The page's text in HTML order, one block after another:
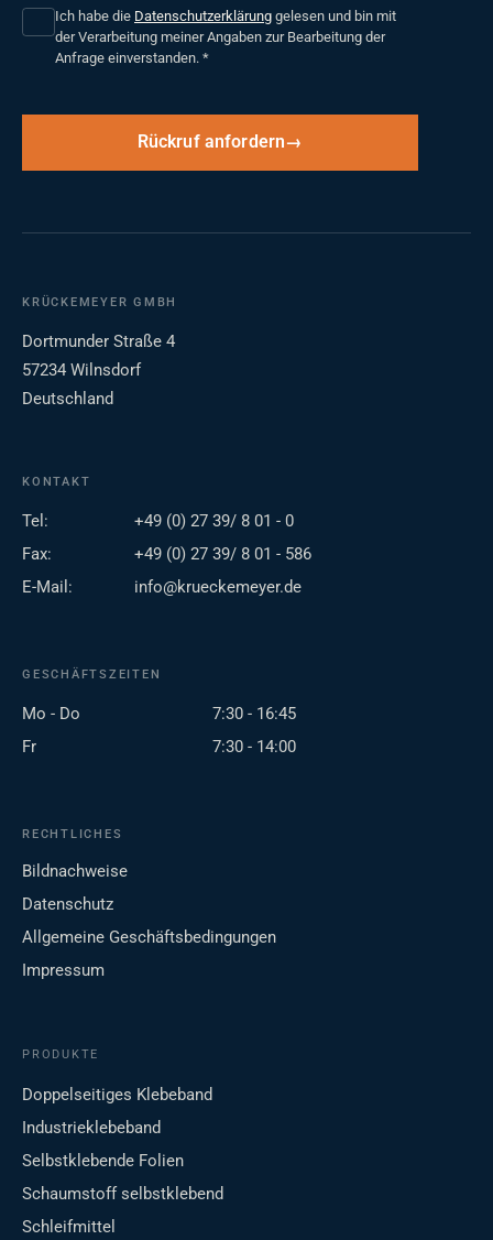
Ich habe die Datenschutzerklärung gelesen und bin mit
der Verarbeitung meiner Angaben zur Bearbeitung der
Anfrage einverstanden. *
Rückruf anfordern
KRÜCKEMEYER GMBH
Dortmunder Straße 4
57234 Wilnsdorf
Deutschland
KONTAKT
Tel:
+49 (0) 27 39/ 8 01 - 0
Fax:
+49 (0) 27 39/ 8 01 - 586
E-Mail:
info@krueckemeyer.de
GESCHÄFTSZEITEN
Mo - Do
7:30 - 16:45
Fr
7:30 - 14:00
RECHTLICHES
Bildnachweise
Datenschutz
Allgemeine Geschäftsbedingungen
Impressum
PRODUKTE
Doppelseitiges Klebeband
Industrieklebeband
Selbstklebende Folien
Schaumstoff selbstklebend
Schleifmittel